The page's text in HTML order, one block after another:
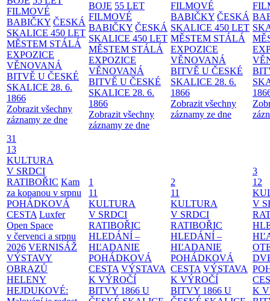
FILMOVÉ
BABIČKY ČESKÁ
SKALICE 450 LET
MĚSTEM STÁLÁ
EXPOZICE
VĚNOVANÁ
BITVĚ U ČESKÉ
SKALICE 28. 6.
1866
Zobrazit všechny
záznamy ze dne
BOJE 55 LET
FILMOVÉ
BABIČKY ČESKÁ
SKALICE 450 LET
MĚSTEM STÁLÁ
EXPOZICE
VĚNOVANÁ
BITVĚ U ČESKÉ
SKALICE 28. 6.
1866
Zobrazit všechny
záznamy ze dne
FILMOVÉ
BABIČKY ČESKÁ
SKALICE 450 LET
MĚSTEM STÁLÁ
EXPOZICE
VĚNOVANÁ
BITVĚ U ČESKÉ
SKALICE 28. 6.
1866
Zobrazit všechny
záznamy ze dne
31
13
KULTURA
V SRDCI
RATIBOŘIC Kam
za kopanou v srpnu
POHÁDKOVÁ
CESTA Luxfer
Open Space
v červenci a srpnu
2026 VERNISÁŽ
VÝSTAVY
OBRAZŮ
HELENY
HEJDUKOVÉ:
1
11
KULTURA
V SRDCI
RATIBOŘIC
HLEDÁNÍ –
HĽADANIE
POHÁDKOVÁ
CESTA VÝSTAVA
K VÝROČÍ
BITVY 1866 U
2
11
KULTURA
V SRDCI
RATIBOŘIC
HLEDÁNÍ –
HĽADANIE
POHÁDKOVÁ
CESTA VÝSTAVA
K VÝROČÍ
BITVY 1866 U
3
12
V
K